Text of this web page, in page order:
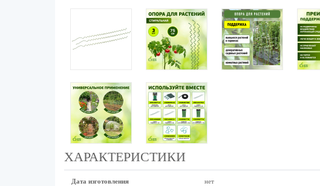
ХАРАКТЕРИСТИКИ
Дата изготовления нет